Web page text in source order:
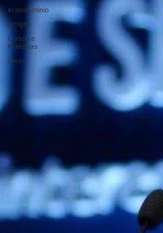
#condomínio
Artigos
Cursos e
Palestras
Livros